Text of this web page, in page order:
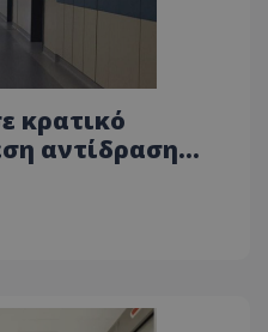
κρατικό
αντίδραση
από τα